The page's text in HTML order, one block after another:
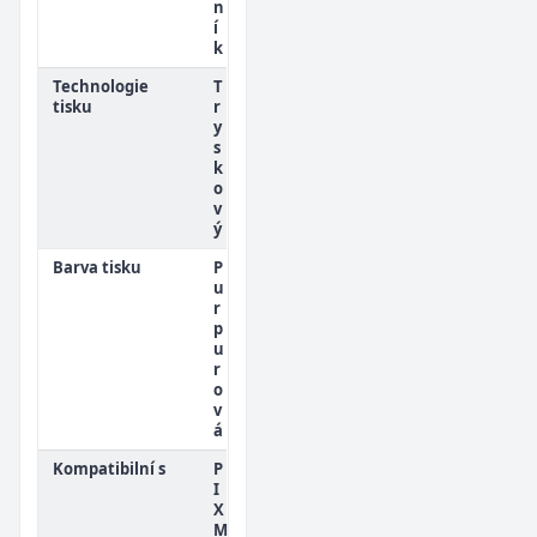
n
í
k
Technologie
tisku
T
r
y
s
k
o
v
ý
Barva tisku
P
u
r
p
u
r
o
v
á
Kompatibilní s
P
I
X
M